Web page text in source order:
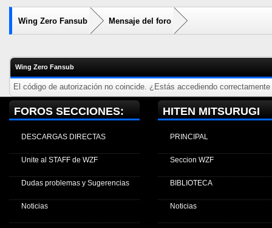
Wing Zero Fansub Mensaje del foro
Wing Zero Fansub
El código de autorización no coincide. ¿Estás accediendo
FOROS SECCIONES:
DESCARGAS DIRECTAS
Unite al STAFF de WZF
Dudas problemas y Sugerencias
Noticias
HITEN MITSURUGI
PRINCIPAL
Seccion WZF
BIBLIOTECA
Noticias